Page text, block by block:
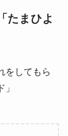
たまひよ
をしてもら